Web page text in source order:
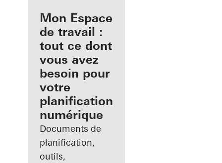
Avantages pour
vous en tant
qu'architecte
inscrit
Découvrez
Mon
Espace de
travail
Mon Espace
de travail :
tout ce dont
vous avez
besoin pour
votre
planification
numérique
Documents de
planification,
outils,